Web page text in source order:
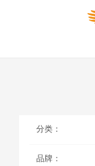
分类：
品牌：